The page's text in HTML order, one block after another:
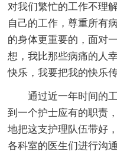
对我们繁忙的工作不理
自己的工作，尊重所有
的身体更重要的，面对
想，我比那些病痛的人
快乐，我要把我的快乐
通过近一年时间的工
到一个护士应有的职责
地把这支护理队伍带好
各科室的医生们进行沟